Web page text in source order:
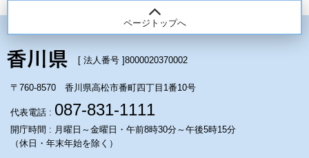
ページトップへ
[ 法人番号 ]8000020370002
〒760-8570 香川県高松市番町四丁目1番10号
代表電話 : 087-831-1111
開庁時間 : 月曜日～金曜日・午前8時30分～午後5時15分
（休日・年末年始を除く）